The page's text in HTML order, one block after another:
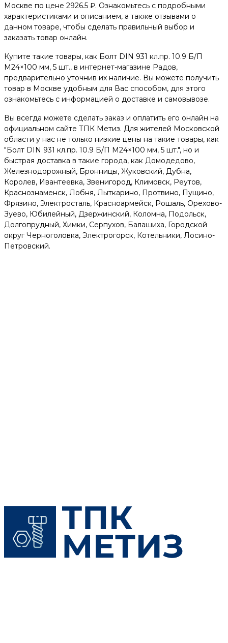
Москве по цене 2926.5 ₽. Ознакомьтесь с подробными
характеристиками и описанием, а также отзывами о
данном товаре, чтобы сделать правильный выбор и
заказать товар онлайн.
Купите такие товары, как Болт DIN 931 кл.пр. 10.9 Б/П
М24×100 мм, 5 шт., в интернет-магазине Радов,
предварительно уточнив их наличие. Вы можете получить
товар в Москве удобным для Вас способом, для этого
ознакомьтесь с информацией о доставке и самовывозе.
Вы всегда можете сделать заказ и оплатить его онлайн на
официальном сайте ТПК Метиз. Для жителей Московской
области у нас не только низкие цены на такие товары, как
"Болт DIN 931 кл.пр. 10.9 Б/П М24×100 мм, 5 шт.", но и
быстрая доставка в такие города, как Домодедово,
Железнодорожный, Бронницы, Жуковский, Дубна,
Королев, Ивантеевка, Звенигород, Климовск, Реутов,
Краснознаменск, Лобня, Лыткарино, Протвино, Пущино,
Фрязино, Электросталь, Красноармейск, Рошаль, Орехово-
Зуево, Юбилейный, Дзержинский, Коломна, Подольск,
Долгопрудный, Химки, Серпухов, Балашиха, Городской
округ Черноголовка, Электрогорск, Котельники, Лосино-
Петровский.